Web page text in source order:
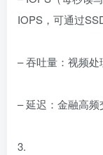
IOPS，可通过
– 吞吐量：视频处
– 延迟：金融高频
3.